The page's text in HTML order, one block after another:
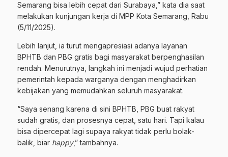
Semarang bisa lebih cepat dari Surabaya,” kata dia saat
melakukan kunjungan kerja di MPP Kota Semarang, Rabu
(5/11/2025).
Lebih lanjut, ia turut mengapresiasi adanya layanan
BPHTB dan PBG gratis bagi masyarakat berpenghasilan
rendah. Menurutnya, langkah ini menjadi wujud perhatian
pemerintah kepada warganya dengan menghadirkan
kebijakan yang memudahkan seluruh masyarakat.
“Saya senang karena di sini BPHTB, PBG buat rakyat
sudah gratis, dan prosesnya cepat, satu hari. Tapi kalau
bisa dipercepat lagi supaya rakyat tidak perlu bolak-
balik, biar happy,” tambahnya.